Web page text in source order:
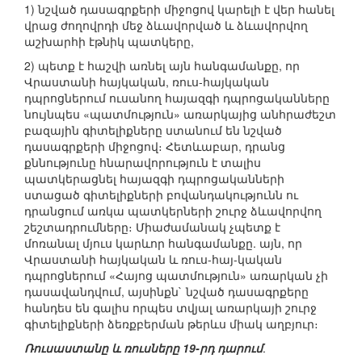
1) նշված դասագրքերի միջոցով կարելի է վեր հանել
վրաց ժողովրդի մեջ ձևավորված և ձևավորվող
աշխարհի էթնիկ պատկերը,
2) պետք է հաշվի առնել այն հանգամանքը, որ
Վրաստանի հայկական, ռուս-հայկական
դպրոցներում ուսանող հայազգի դպրոցականները
նույնպես «պատմություն» առարկայից անհրաժեշտ
բազային գիտելիքները ստանում են նշված
դասագրքերի միջոցով։ Հետևաբար, դրանց
քննությունը հնարավորություն է տալիս
պատկերացնել հայազգի դպրոցականների
ստացած գիտելիքների բովանդակությունն ու
դրանցում առկա պատկերների շուրջ ձևավորվող
շեշտադրումները։ Միաժամանակ չպետք է
մոռանալ մյուս կարևոր հանգամանքը. այն, որ
Վրաստանի հայկական և ռուս-հայ-կական
դպրոցներում «Հայոց պատմություն» առարկան չի
դասավանդվում, այսինքն` նշված դասագրքերը
հանդես են գալիս որպես տվյալ առարկայի շուրջ
գիտելիքների ձեռքբերման թերևս միակ աղբյուր։
Ռուսաստանը և ռուսները 19-րդ դարում.